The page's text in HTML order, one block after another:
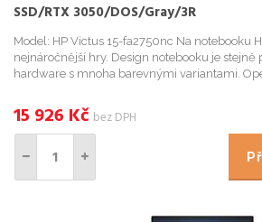
SSD/RTX 3050/DOS/Gray/3R
Model: HP Victus 15-fa2750nc Na notebooku
nejnáročnější hry. Design notebooku je stejně
hardware s mnoha barevnými variantami.
15 926 Kč bez DPH